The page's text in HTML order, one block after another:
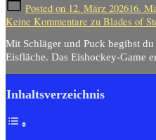
Posted on 12. März 202616.
Keine Kommentare zu Blades of
Mit Schläger und Puck begibst
Eisfläche. Das Eishockey-Game
Inhaltsverzeichnis